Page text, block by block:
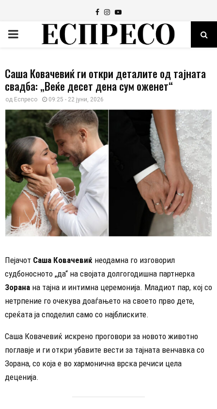
Facebook
Instagram
Youtube
PRIMARY
Саша Ковачевиќ ги откри деталите од тајната
свадба: „Веќе десет дена сум оженет“
од Еспресо 09:25 - 22 јуни, 2026
Пејачот Саша Ковачевиќ неодамна го изговорил
судбоносното „да“ на својата долгогодишна партнерка
Зорана на тајна и интимна церемонија. Младиот пар, кој со
нетрпение го очекува доаѓањето на своето прво дете,
среќата ја споделил само со најблиските.
Саша Ковачевиќ искрено проговори за новото животно
поглавје и ги откри убавите вести за тајната венчавка со
Зорана, со која е во хармонична врска речиси цела
деценија.